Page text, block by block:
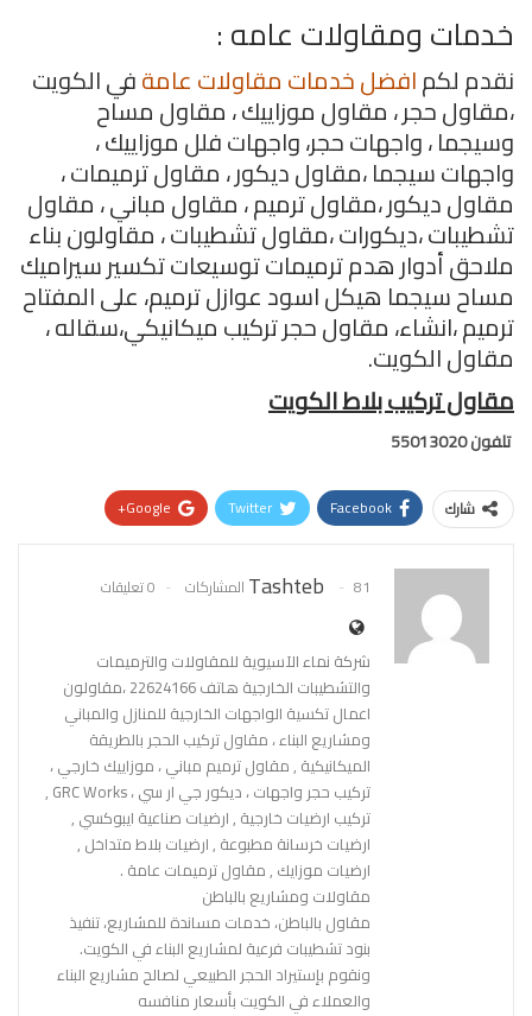
خدمات ومقاولات عامه :
نقدم لكمافضل خدمات مقاولات عامةفي الكويت
،مقاول حجر ، مقاول موزاييك ، مقاول مساح
وسيجما ، واجهات حجر، واجهات فلل موزاييك ،
واجهات سيجما ،مقاول ديكور ، مقاول ترميمات ،
مقاول ديكور ،مقاول ترميم ، مقاول مباني ، مقاول
تشطيبات ،ديكورات ،مقاول تشطيبات ، مقاولون بناء
ملاحق أدوار هدم ترميمات توسيعات تكسير سيراميك
مساح سيجما هيكل اسود عوازل ترميم، على المفتاح
ترميم ،انشاء، مقاول حجر تركيب ميكانيكي،سقاله ،
مقاول الكويت.
مقاول تركيب بلاط الكويت
تلفون 55013020
شارك Facebook
Twitter
Google+
البريد الإلكتروني
Tashteb 81 المشاركات 0 تعليقات
شركة نماء الآسيوية للمقاولات والترميمات
والتشطيبات الخارجية هاتف 22624166 ،مقاولون
اعمال تكسية الواجهات الخارجية للمنازل والمباني
ومشاريع البناء ، مقاول تركيب الحجر بالطريقة
الميكانيكية , مقاول ترميم مباني ، موزاييك خارجي ،
تركيب حجر واجهات ، ديكور جي ار سي ، GRC Works ,
تركيب ارضيات خارجية , ارضيات صناعية ايبوكسي ,
ارضيات خرسانة مطبوعة , ارضيات بلاط متداخل ,
ارضيات موزايك , مقاول ترميمات عامة .
مقاولات ومشاريع بالباطن
مقاول بالباطن، خدمات مساندة للمشاريع، تنفيذ
بنود تشطيبات فرعية لمشاريع البناء في الكويت.
ونقوم بإستيراد الحجر الطبيعي لصالح مشاريع البناء
والعملاء في الكويت بأسعار منافسه